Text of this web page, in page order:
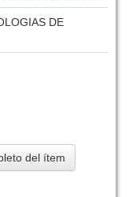
DE
del ítem